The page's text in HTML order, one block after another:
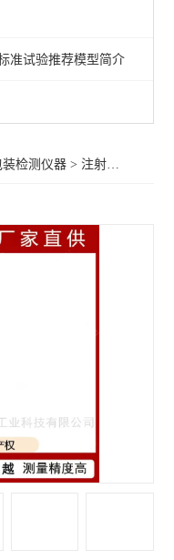
准试验推荐模型简介
装检测仪器 > 注射器检测仪